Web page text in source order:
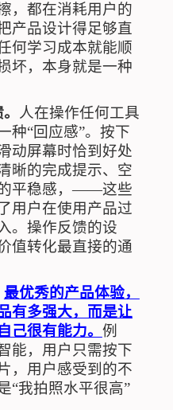
，都在消耗用户的
产品设计得足够直
何学习成本就能顺
坏，本身就是一种
人在操作任何工具
种“回应感”。按下
动屏幕时恰到好处
晰的完成提示、空
平稳感，——这些
用户在使用产品过
。操作反馈的设
值转化最直接的通
最优秀的产品体验，
有多强大，而是让
己很有能力。 例
能，用户只需按下
，用户感受到的不
“我拍照水平很高”